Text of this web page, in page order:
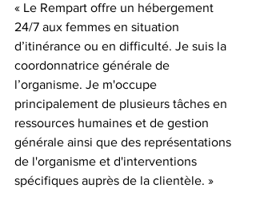
« Le Rempart offre un hébergement
24/7 aux femmes en situation
d’itinérance ou en difficulté. Je suis la
coordonnatrice générale de
l’organisme. Je m'occupe
principalement de plusieurs tâches en
ressources humaines et de gestion
générale ainsi que des représentations
de l'organisme et d'interventions
spécifiques auprès de la clientèle. »